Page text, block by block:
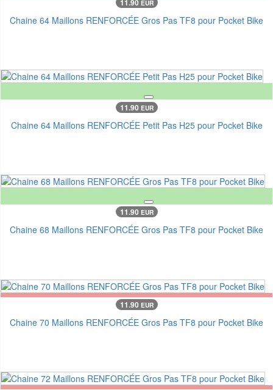
11.90 EUR
Chaine 64 Maillons RENFORCÉE Gros Pas TF8 pour Pocket Bike
11.90 EUR
Chaine 64 Maillons RENFORCÉE Petit Pas H25 pour Pocket Bike
11.90 EUR
Chaine 68 Maillons RENFORCÉE Gros Pas TF8 pour Pocket Bike
11.90 EUR
Chaine 70 Maillons RENFORCÉE Gros Pas TF8 pour Pocket Bike